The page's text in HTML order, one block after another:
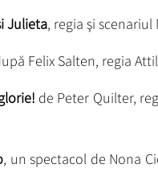
Julieta, regia şi scenariul
Felix Salten, regia
de Peter Quilter,
, un spectacol de Nona